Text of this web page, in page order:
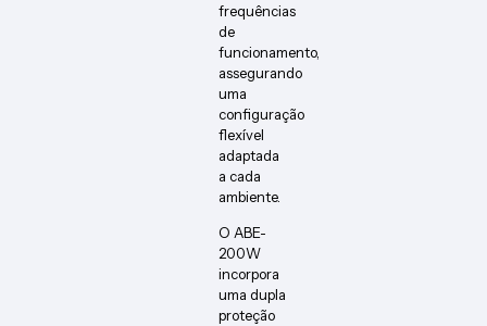
frequências
de
funcionamento,
assegurando
uma
configuração
flexível
adaptada
a cada
ambiente.
O ABE-
200W
incorpora
uma dupla
proteção